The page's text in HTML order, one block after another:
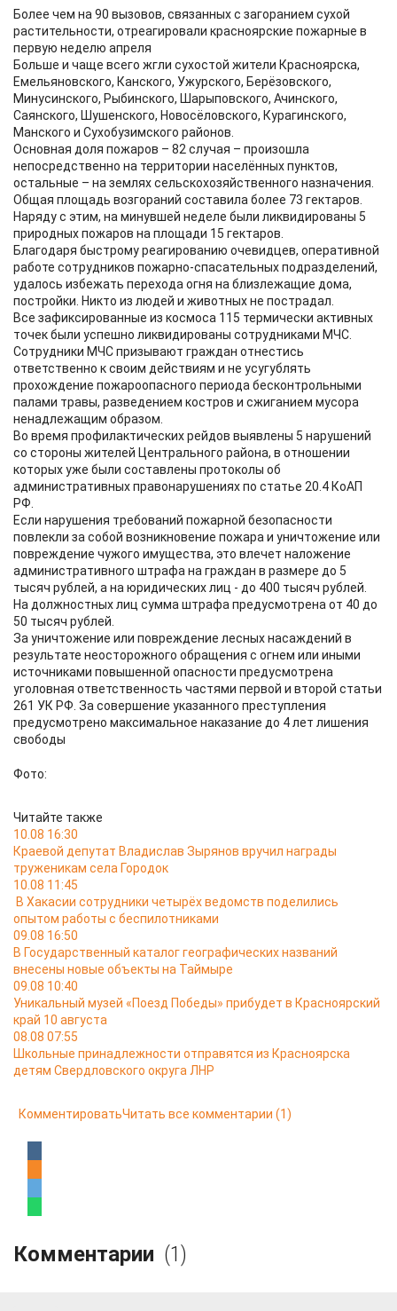
Более чем на 90 вызовов, связанных с загоранием сухой
растительности, отреагировали красноярские пожарные в
первую неделю апреля
Больше и чаще всего жгли сухостой жители Красноярска,
Емельяновского, Канского, Ужурского, Берёзовского,
Минусинского, Рыбинского, Шарыповского, Ачинского,
Саянского, Шушенского, Новосёловского, Курагинского,
Манского и Сухобузимского районов.
Основная доля пожаров – 82 случая – произошла
непосредственно на территории населённых пунктов,
остальные – на землях сельскохозяйственного назначения.
Общая площадь возгораний составила более 73 гектаров.
Наряду с этим, на минувшей неделе были ликвидированы 5
природных пожаров на площади 15 гектаров.
Благодаря быстрому реагированию очевидцев, оперативной
работе сотрудников пожарно-спасательных подразделений,
удалось избежать перехода огня на близлежащие дома,
постройки. Никто из людей и животных не пострадал.
Все зафиксированные из космоса 115 термически активных
точек были успешно ликвидированы сотрудниками МЧС.
Сотрудники МЧС призывают граждан отнестись
ответственно к своим действиям и не усугублять
прохождение пожароопасного периода бесконтрольными
палами травы, разведением костров и сжиганием мусора
ненадлежащим образом.
Во время профилактических рейдов выявлены 5 нарушений
со стороны жителей Центрального района, в отношении
которых уже были составлены протоколы об
административных правонарушениях по статье 20.4 КоАП
РФ.
Если нарушения требований пожарной безопасности
повлекли за собой возникновение пожара и уничтожение или
повреждение чужого имущества, это влечет наложение
административного штрафа на граждан в размере до 5
тысяч рублей, а на юридических лиц - до 400 тысяч рублей.
На должностных лиц сумма штрафа предусмотрена от 40 до
50 тысяч рублей.
За уничтожение или повреждение лесных насаждений в
результате неосторожного обращения с огнем или иными
источниками повышенной опасности предусмотрена
уголовная ответственность частями первой и второй статьи
261 УК РФ. За совершение указанного преступления
предусмотрено максимальное наказание до 4 лет лишения
свободы
Фото:
Читайте также
10.08 16:30
Краевой депутат Владислав Зырянов вручил награды
труженикам села Городок
10.08 11:45
В Хакасии сотрудники четырёх ведомств поделились
опытом работы с беспилотниками
09.08 16:50
В Государственный каталог географических названий
внесены новые объекты на Таймыре
09.08 10:40
Уникальный музей «Поезд Победы» прибудет в Красноярский
край 10 августа
08.08 07:55
Школьные принадлежности отправятся из Красноярска
детям Свердловского округа ЛНР
КомментироватьЧитать все комментарии (1)
Комментарии (1)